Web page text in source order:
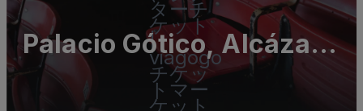
ターチ
ケット
|
viagogo
チケッ
トマー
ケット
Palacio Gótico, Alcázar
de Sevilla